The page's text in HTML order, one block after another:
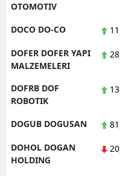
OTOMOTIV
DOCO DO-CO
DOFER DOFER YAPI
MALZEMELERI
DOFRB DOF
ROBOTIK
DOGUB DOGUSAN
DOHOL DOGAN
HOLDING